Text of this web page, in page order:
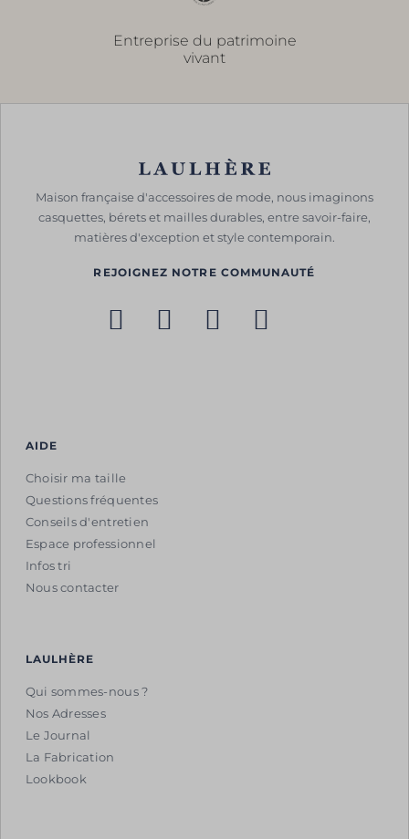
Entreprise du patrimoine
vivant
Maison française d'accessoires de mode, nous imaginons
casquettes, bérets et mailles durables, entre savoir-faire,
matières d'exception et style contemporain.
REJOIGNEZ NOTRE COMMUNAUTÉ
AIDE
Choisir ma taille
Questions fréquentes
Conseils d'entretien
Espace professionnel
Infos tri
Nous contacter
LAULHÈRE
Qui sommes-nous ?
Nos Adresses
Le Journal
La Fabrication
Lookbook